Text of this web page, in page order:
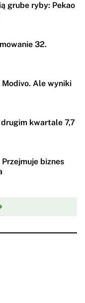
grube ryby: Pekao
32.
Ale wyniki
kwartale 7,7
biznes